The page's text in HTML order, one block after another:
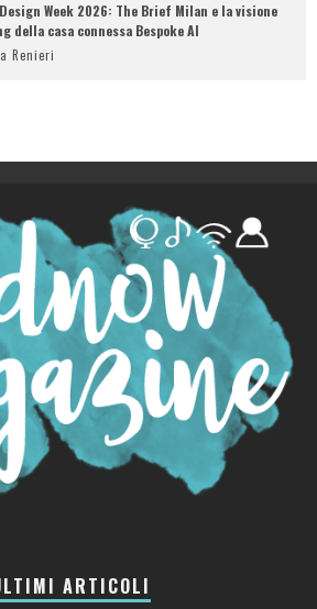
Week 2026: The Brief Milan e la visione
della casa connessa Bespoke AI
Renieri
ARTICOLI